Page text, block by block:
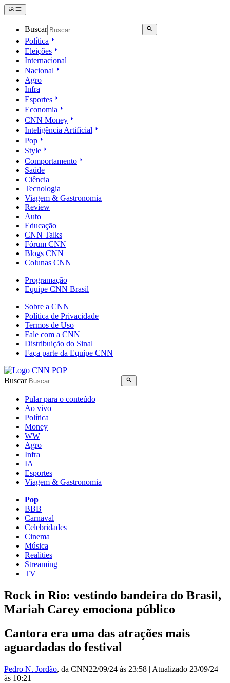
Buscar
Política
Eleições
Internacional
Nacional
Agro
Infra
Esportes
Economia
CNN Money
Inteligência Artificial
Pop
Style
Comportamento
Saúde
Ciência
Tecnologia
Viagem & Gastronomia
Review
Auto
Educação
CNN Talks
Fórum CNN
Blogs CNN
Colunas CNN
Programação
Equipe CNN Brasil
Sobre a CNN
Política de Privacidade
Termos de Uso
Fale com a CNN
Distribuição do Sinal
Faça parte da Equipe CNN
Buscar
Pular para o conteúdo
Ao vivo
Política
Money
WW
Agro
Infra
IA
Esportes
Viagem & Gastronomia
Pop
BBB
Carnaval
Celebridades
Cinema
Música
Realities
Streaming
TV
Rock in Rio: vestindo bandeira do Brasil,
Mariah Carey emociona público
Cantora era uma das atrações mais
aguardadas do festival
Pedro N. Jordão, da CNN22/09/24 às 23:58 | Atualizado 23/09/24
às 10:21